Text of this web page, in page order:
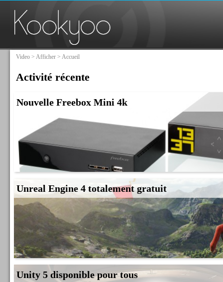
Video> Afficher> Accueil
Activité récente
Nouvelle Freebox Mini 4k
Unreal Engine 4 totalement gratuit
Unity 5 disponible pour tous